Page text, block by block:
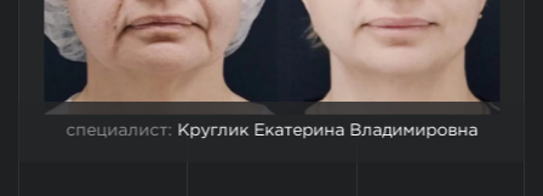
специалист: Круглик Екатерина Владимировна